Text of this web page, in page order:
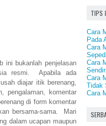
ini bukanlah penjelasan
resmi. Apabila ada
diajar itik berenang,
pengalaman, komentar
di form komentar
bersama-sama. Mari
dalam ucapan maupun
TIPS
Cara
Pada
Cara
Cara
Sendiri
Cara
Tidak
Cara